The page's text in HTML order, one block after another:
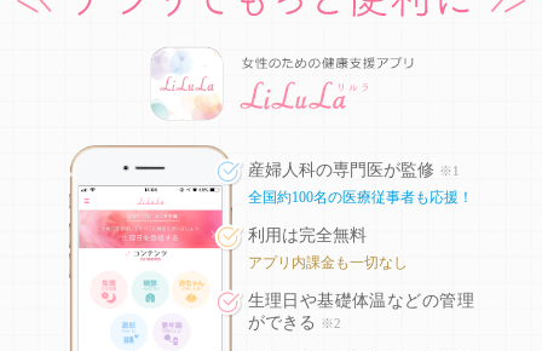
産婦人科の専門医が監修 ※1
全国約100名の医療従事者も応援！
利用は完全無料
アプリ内課金も一切なし
生理日や基礎体温などの管理
ができる
※2